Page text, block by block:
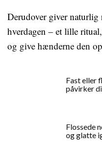
Derudover giver
hverdagen – et lille
og give hænderne den
Fast eller
påvirker
Flossede
og glatte